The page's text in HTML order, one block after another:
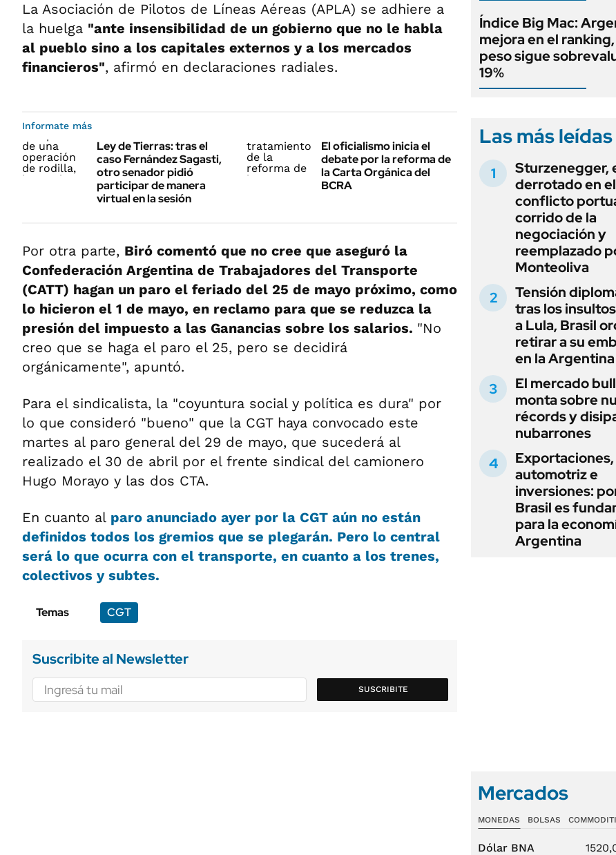
La Asociación de Pilotos de Líneas Aéreas (APLA) se adhiere a
la huelga "ante insensibilidad de un gobierno que no le habla
al pueblo sino a los capitales externos y a los mercados
financieros", afirmó en declaraciones radiales.
Informate más
Ley de Tierras: tras el
caso Fernández Sagasti,
otro senador pidió
participar de manera
virtual en la sesión
El oficialismo inicia el
debate por la reforma de
la Carta Orgánica del
BCRA
Por otra parte, Biró comentó que no cree que aseguró la
Confederación Argentina de Trabajadores del Transporte
(CATT) hagan un paro el feriado del 25 de mayo próximo, como
lo hicieron el 1 de mayo, en reclamo para que se reduzca la
presión del impuesto a las Ganancias sobre los salarios. "No
creo que se haga el paro el 25, pero se decidirá
orgánicamente", apuntó.
Para el sindicalista, la "coyuntura social y política es dura" por
lo que consideró "bueno" que la CGT haya convocado este
martes al paro general del 29 de mayo, que sucederá al
realizado el 30 de abril por el frente sindical del camionero
Hugo Morayo y las dos CTA.
En cuanto al paro anunciado ayer por la CGT aún no están
definidos todos los gremios que se plegarán. Pero lo central
será lo que ocurra con el transporte, en cuanto a los trenes,
colectivos y subtes.
Temas CGT
Suscribite al Newsletter
SUSCRIBITE
Índice Big Mac:
mejora en el
peso sigue
19%
Las más leídas
Sturzenegger,
derrotado en el
conflicto
corrido de la
negociación y
reemplazado
Monteoliva
Tensión
tras los
a Lula, Brasil
retirar a su
en la Argentina
El mercado
monta sobre
récords y
nubarrones
automotriz e
inversiones:
Brasil es
para la
Argentina
Mercados
MONEDAS BOLSAS
Dólar BNA